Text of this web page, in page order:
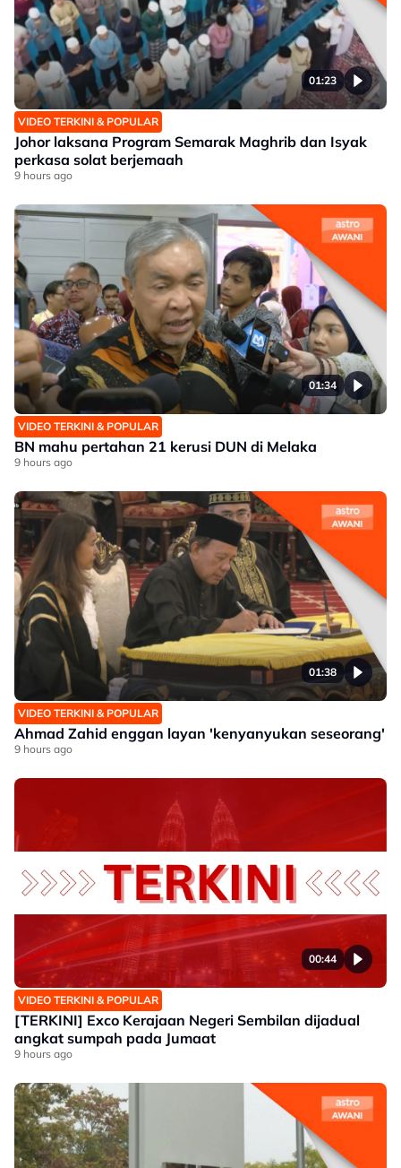
01:23
VIDEO TERKINI & POPULAR
Johor laksana Program Semarak Maghrib dan Isyak
perkasa solat berjemaah
9 hours ago
01:34
VIDEO TERKINI & POPULAR
BN mahu pertahan 21 kerusi DUN di Melaka
9 hours ago
01:38
VIDEO TERKINI & POPULAR
Ahmad Zahid enggan layan 'kenyanyukan seseorang'
9 hours ago
00:44
VIDEO TERKINI & POPULAR
[TERKINI] Exco Kerajaan Negeri Sembilan dijadual
angkat sumpah pada Jumaat
9 hours ago